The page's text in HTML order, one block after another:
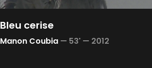
Bleu cerise
Manon Coubia — 53' — 2012